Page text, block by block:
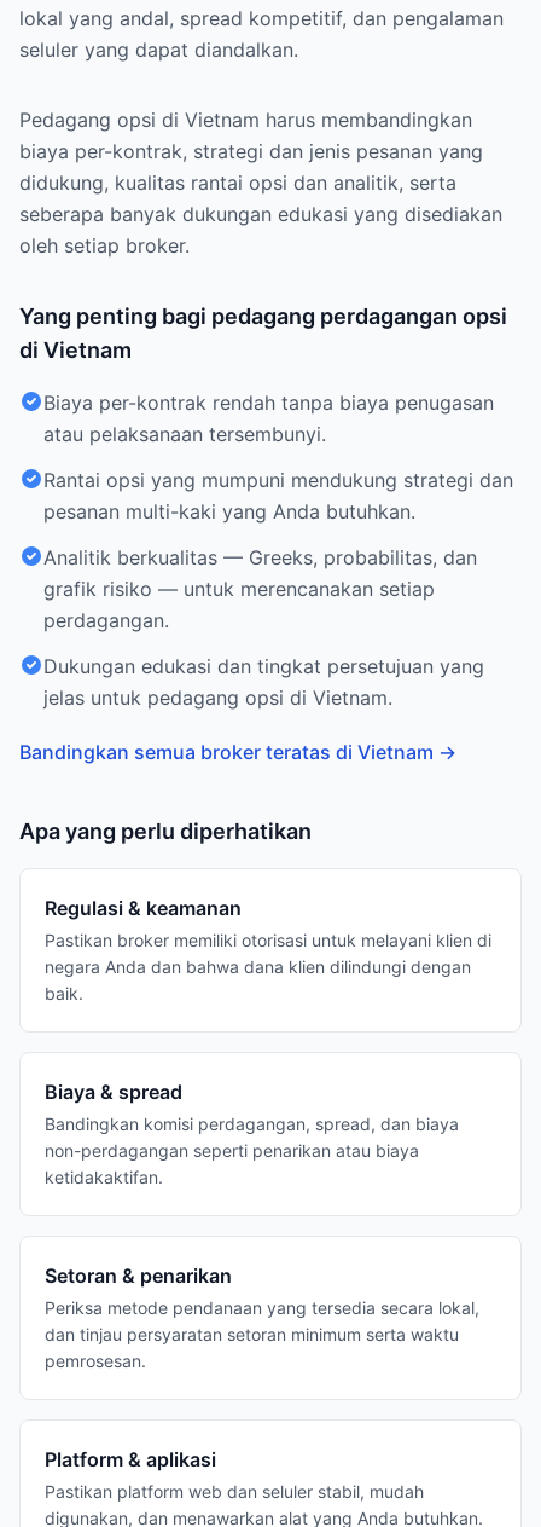
lokal yang andal, spread kompetitif, dan pengalaman
seluler yang dapat diandalkan.
Pedagang opsi di Vietnam harus membandingkan
biaya per-kontrak, strategi dan jenis pesanan yang
didukung, kualitas rantai opsi dan analitik, serta
seberapa banyak dukungan edukasi yang disediakan
oleh setiap broker.
Yang penting bagi pedagang perdagangan opsi
di Vietnam
Biaya per-kontrak rendah tanpa biaya penugasan
atau pelaksanaan tersembunyi.
Rantai opsi yang mumpuni mendukung strategi dan
pesanan multi-kaki yang Anda butuhkan.
Analitik berkualitas — Greeks, probabilitas, dan
grafik risiko — untuk merencanakan setiap
perdagangan.
Dukungan edukasi dan tingkat persetujuan yang
jelas untuk pedagang opsi di Vietnam.
Bandingkan semua broker teratas di Vietnam →
Apa yang perlu diperhatikan
Regulasi & keamanan
Pastikan broker memiliki otorisasi untuk melayani klien di
negara Anda dan bahwa dana klien dilindungi dengan
baik.
Biaya & spread
Bandingkan komisi perdagangan, spread, dan biaya
non-perdagangan seperti penarikan atau biaya
ketidakaktifan.
Setoran & penarikan
Periksa metode pendanaan yang tersedia secara lokal,
dan tinjau persyaratan setoran minimum serta waktu
pemrosesan.
Platform & aplikasi
Pastikan platform web dan seluler stabil, mudah
digunakan, dan menawarkan alat yang Anda butuhkan.